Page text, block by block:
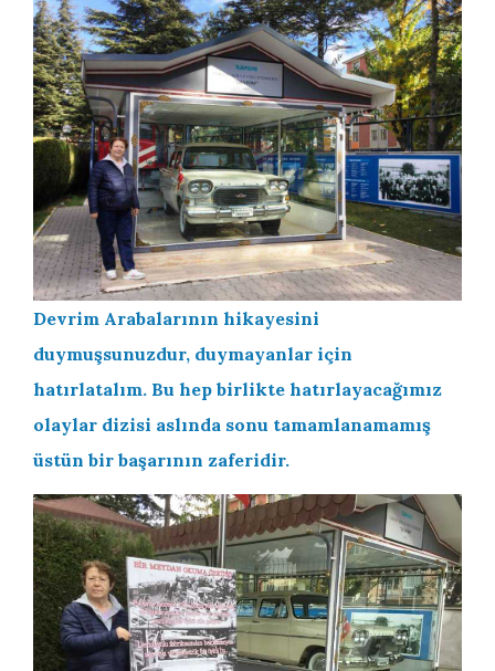
Devrim Arabalarının hikayesini
duymuşsunuzdur, duymayanlar için
hatırlatalım. Bu hep birlikte hatırlayacağımız
olaylar dizisi aslında sonu tamamlanamamış
üstün bir başarının zaferidir.